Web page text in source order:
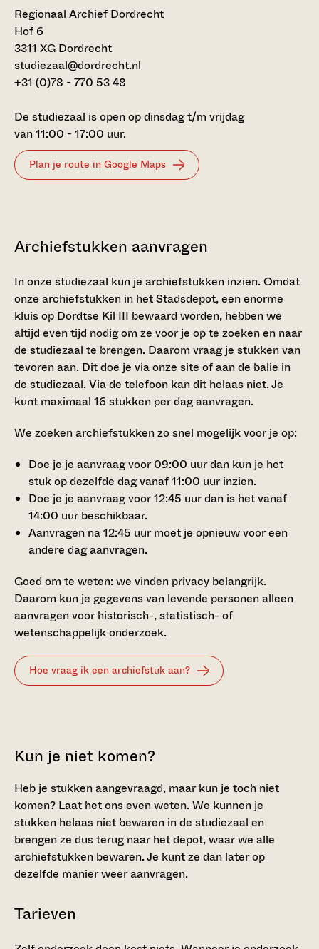
Regionaal Archief Dordrecht
Hof 6
3311 XG Dordrecht
studiezaal@dordrecht.nl
+31 (0)78 - 770 53 48
De studiezaal is open op dinsdag t/m vrijdag
van 11:00 - 17:00 uur.
Plan je route in Google Maps
Archiefstukken aanvragen
In onze studiezaal kun je archiefstukken inzien. Omdat
onze archiefstukken in het Stadsdepot, een enorme
kluis op Dordtse Kil III bewaard worden, hebben we
altijd even tijd nodig om ze voor je op te zoeken en naar
de studiezaal te brengen. Daarom vraag je stukken van
tevoren aan. Dit doe je via onze site of aan de balie in
de studiezaal. Via de telefoon kan dit helaas niet. Je
kunt maximaal 16 stukken per dag aanvragen.
We zoeken archiefstukken zo snel mogelijk voor je op:
Doe je je aanvraag voor 09:00 uur dan kun je het
stuk op dezelfde dag vanaf 11:00 uur inzien.
Doe je je aanvraag voor 12:45 uur dan is het vanaf
14:00 uur beschikbaar.
Aanvragen na 12:45 uur moet je opnieuw voor een
andere dag aanvragen.
Goed om te weten: we vinden privacy belangrijk.
Daarom kun je gegevens van levende personen alleen
aanvragen voor historisch-, statistisch- of
wetenschappelijk onderzoek.
Hoe vraag ik een archiefstuk aan?
Kun je niet komen?
Heb je stukken aangevraagd, maar kun je toch niet
komen? Laat het ons even weten. We kunnen je
stukken helaas niet bewaren in de studiezaal en
brengen ze dus terug naar het depot, waar we alle
archiefstukken bewaren. Je kunt ze dan later op
dezelfde manier weer aanvragen.
Tarieven